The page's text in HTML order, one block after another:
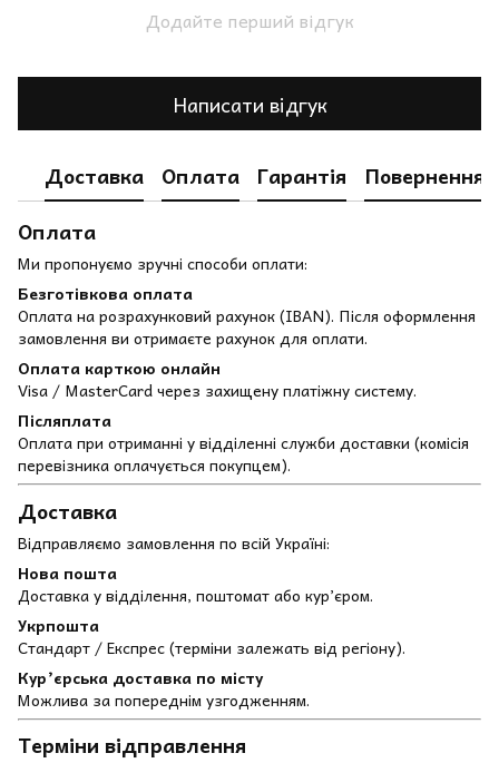
Додайте перший відгук
Написати відгук
Доставка Оплата Гарантія
Повернення
Оплата
Ми пропонуємо зручні способи оплати:
Безготівкова оплата
Оплата на розрахунковий рахунок (IBAN). Після оформлення
замовлення ви отримаєте рахунок для оплати.
Оплата карткою онлайн
Visa / MasterCard через захищену платіжну систему.
Післяплата
Оплата при отриманні у відділенні служби доставки (комісія
перевізника оплачується покупцем).
Доставка
Відправляємо замовлення по всій Україні:
Нова пошта
Доставка у відділення, поштомат або кур’єром.
Укрпошта
Стандарт / Експрес (терміни залежать від регіону).
Кур’єрська доставка по місту
Можлива за попереднім узгодженням.
Терміни відправлення